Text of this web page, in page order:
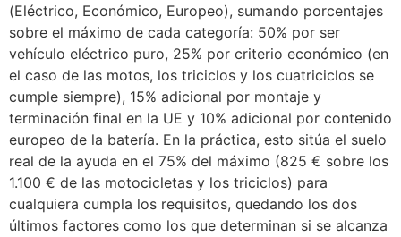
(Eléctrico, Económico, Europeo), sumando porcentajes
sobre el máximo de cada categoría: 50% por ser
vehículo eléctrico puro, 25% por criterio económico (en
el caso de las motos, los triciclos y los cuatriciclos se
cumple siempre), 15% adicional por montaje y
terminación final en la UE y 10% adicional por contenido
europeo de la batería. En la práctica, esto sitúa el suelo
real de la ayuda en el 75% del máximo (825 € sobre los
1.100 € de las motocicletas y los triciclos) para
cualquiera cumpla los requisitos, quedando los dos
últimos factores como los que determinan si se alcanza